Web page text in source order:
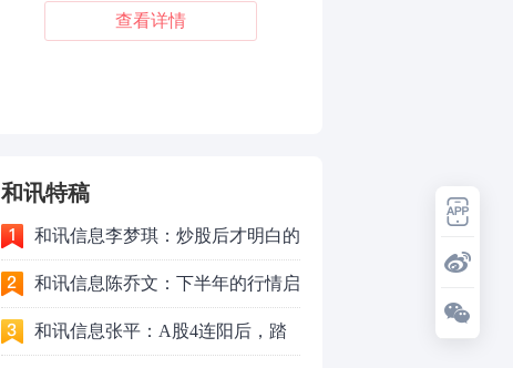
和讯特稿
和讯信息李梦琪：炒股后才明白的
九个人生道理
和讯信息陈乔文：下半年的行情启
动了
和讯信息张平：A股4连阳后，踏